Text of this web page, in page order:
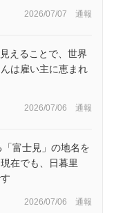
2026/07/07 通報
えることで、世界
は雇い主に恵まれ
2026/07/06 通報
富士見」の地名を
在でも、日暮里
2026/07/06 通報